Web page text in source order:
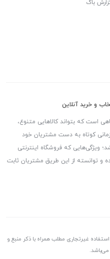
باگ
و خرید آنلاین
است که بتواند کالاهایی متنوع،
کوتاه به دست مشتریان خود
ویژگی‌هایی که فروشگاه اینترنتی
و توانسته از این طریق مشتریان ثابت
غیرتجاری مطلب همراه با ذکر منبع و